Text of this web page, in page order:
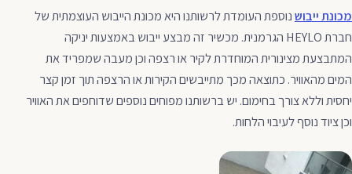
מכונת ייבושנוספת העומדת לרשותנו היא מכונת הייבוש העוצמתית של
חברת HEYLO הגרמנית. מכשיר זה מבצע ייבוש באמצעות יניקה
המתבצעת מצינורית המוחדרת לקיר או רצפה וכן מעבה שמפריד את
המים מהאוויר. כתוצאה מכך מתייבשים הקירות או הרצפה תוך זמן קצר
יחסית וללא צורך בחימום. יש ברשותנו מפוחים נוספים שדוחפים את האוויר
וכן ציוד נוסף לעיבוי הלחות.